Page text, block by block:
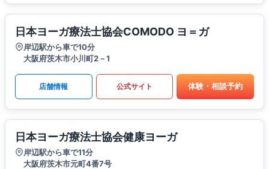
日本ヨーガ療法士協会COMODO ヨ＝ガ
岸辺駅から車で10分
大阪府茨木市小川町2－1
店舗情報 公式サイト 体験・相談予約
日本ヨーガ療法士協会健康ヨーガ
岸辺駅から車で11分
大阪府茨木市元町4番7号